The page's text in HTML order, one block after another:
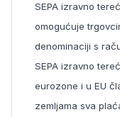
SEPA izravno
omogućuje
denominaciji s
SEPA izravno
eurozone i u EU
zemljama sva